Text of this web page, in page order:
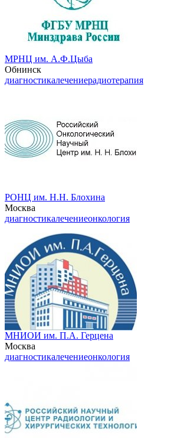
МРНЦ им. А.Ф.Цыба
Обнинск
диагностикалечениерадиотерапия
РОНЦ им. Н.Н. Блохина
Москва
диагностикалечениеонкология
МНИОИ им. П.А. Герцена
Москва
диагностикалечениеонкология